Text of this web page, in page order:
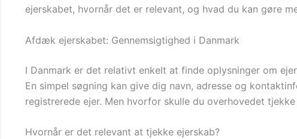
ejerskabet, hvornår det er relevant, og hvad du kan gøre
Afdæk ejerskabet: Gennemsigtighed i Danmark
I Danmark er det relativt enkelt at finde oplysninger om
En simpel søgning kan give dig navn, adresse og
registrerede ejer. Men hvorfor skulle du overhovedet
Hvornår er det relevant at tjekke ejerskab?